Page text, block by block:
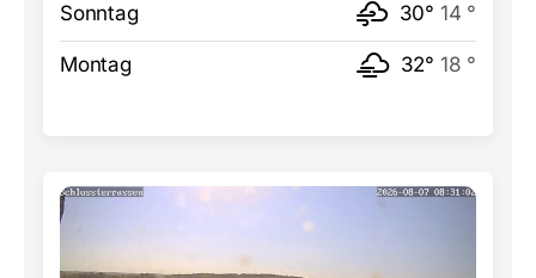
Sonntag 30° 14 °
Montag 32° 18 °